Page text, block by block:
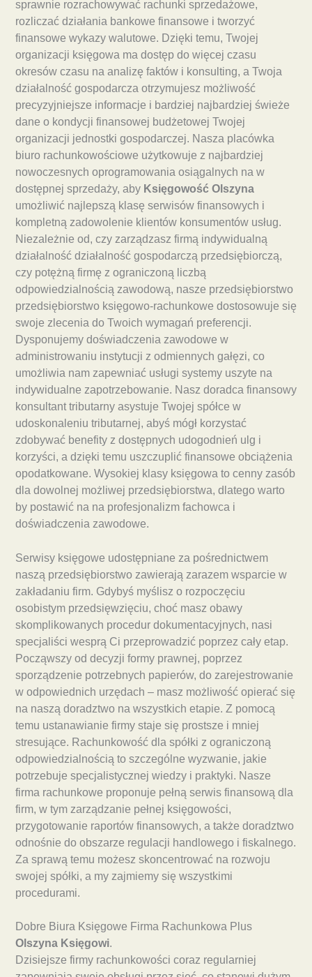
sprawnie rozrachowywać rachunki sprzedażowe,
rozliczać działania bankowe finansowe i tworzyć
finansowe wykazy walutowe. Dzięki temu, Twojej
organizacji księgowa ma dostęp do więcej czasu
okresów czasu na analizę faktów i konsulting, a Twoja
działalność gospodarcza otrzymujesz możliwość
precyzyjniejsze informacje i bardziej najbardziej świeże
dane o kondycji finansowej budżetowej Twojej
organizacji jednostki gospodarczej. Nasza placówka
biuro rachunkowościowe użytkowuje z najbardziej
nowoczesnych oprogramowania osiągalnych na w
dostępnej sprzedaży, aby Księgowość Olszyna
umożliwić najlepszą klasę serwisów finansowych i
kompletną zadowolenie klientów konsumentów usług.
Niezależnie od, czy zarządzasz firmą indywidualną
działalność działalność gospodarczą przedsiębiorczą,
czy potężną firmę z ograniczoną liczbą
odpowiedzialnością zawodową, nasze przedsiębiorstwo
przedsiębiorstwo księgowo-rachunkowe dostosowuje się
swoje zlecenia do Twoich wymagań preferencji.
Dysponujemy doświadczenia zawodowe w
administrowaniu instytucji z odmiennych gałęzi, co
umożliwia nam zapewniać usługi systemy uszyte na
indywidualne zapotrzebowanie. Nasz doradca finansowy
konsultant tributarny asystuje Twojej spółce w
udoskonaleniu tributarnej, abyś mógł korzystać
zdobywać benefity z dostępnych udogodnień ulg i
korzyści, a dzięki temu uszczuplić finansowe obciążenia
opodatkowane. Wysokiej klasy księgowa to cenny zasób
dla dowolnej możliwej przedsiębiorstwa, dlatego warto
by postawić na na profesjonalizm fachowca i
doświadczenia zawodowe.
Serwisy księgowe udostępniane za pośrednictwem
naszą przedsiębiorstwo zawierają zarazem wsparcie w
zakładaniu firm. Gdybyś myślisz o rozpoczęciu
osobistym przedsięwzięciu, choć masz obawy
skomplikowanych procedur dokumentacyjnych, nasi
specjaliści wesprą Ci przeprowadzić poprzez cały etap.
Począwszy od decyzji formy prawnej, poprzez
sporządzenie potrzebnych papierów, do zarejestrowanie
w odpowiednich urzędach – masz możliwość opierać się
na naszą doradztwo na wszystkich etapie. Z pomocą
temu ustanawianie firmy staje się prostsze i mniej
stresujące. Rachunkowość dla spółki z ograniczoną
odpowiedzialnością to szczególne wyzwanie, jakie
potrzebuje specjalistycznej wiedzy i praktyki. Nasze
firma rachunkowe proponuje pełną serwis finansową dla
firm, w tym zarządzanie pełnej księgowości,
przygotowanie raportów finansowych, a także doradztwo
odnośnie do obszarze regulacji handlowego i fiskalnego.
Za sprawą temu możesz skoncentrować na rozwoju
swojej spółki, a my zajmiemy się wszystkimi
procedurami.
Dobre Biura Księgowe Firma Rachunkowa Plus
Olszyna Księgowi.
Dzisiejsze firmy rachunkowości coraz regularniej